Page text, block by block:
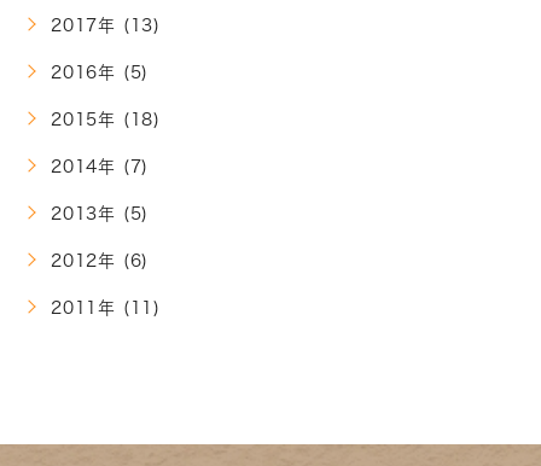
2017年 (13)
2016年 (5)
2015年 (18)
2014年 (7)
2013年 (5)
2012年 (6)
2011年 (11)